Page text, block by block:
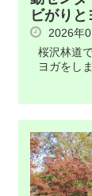
ビがりと
2026年
桜沢林道
ヨガをし